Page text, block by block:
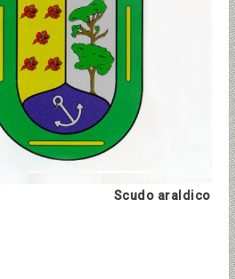
Scudo araldico